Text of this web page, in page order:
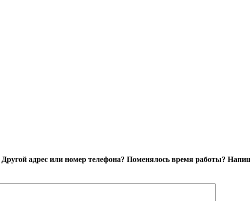
Другой адрес или номер телефона? Поменялось время работы?